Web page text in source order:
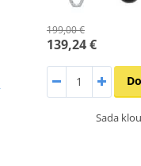
199,00 €
139,24 €
Sada